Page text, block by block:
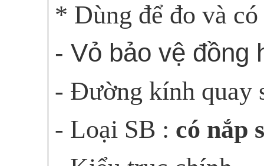
* Dùng để đo và
- Vỏ bảo vệ đồng
- Đường kính quay
- Loại SB : có nắp